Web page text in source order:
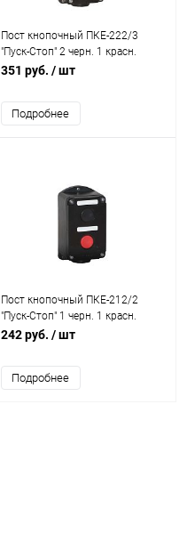
Пост кнопочный ПКЕ-222/3
"Пуск-Стоп" 2 черн. 1 красн.
Электродеталь ПКЕ-222/3.2Ч.1К
351 руб. / шт
Подробнее
Пост кнопочный ПКЕ-212/2
"Пуск-Стоп" 1 черн. 1 красн.
Электродеталь ПКЕ-212/2.1Ч.1К
242 руб. / шт
Подробнее